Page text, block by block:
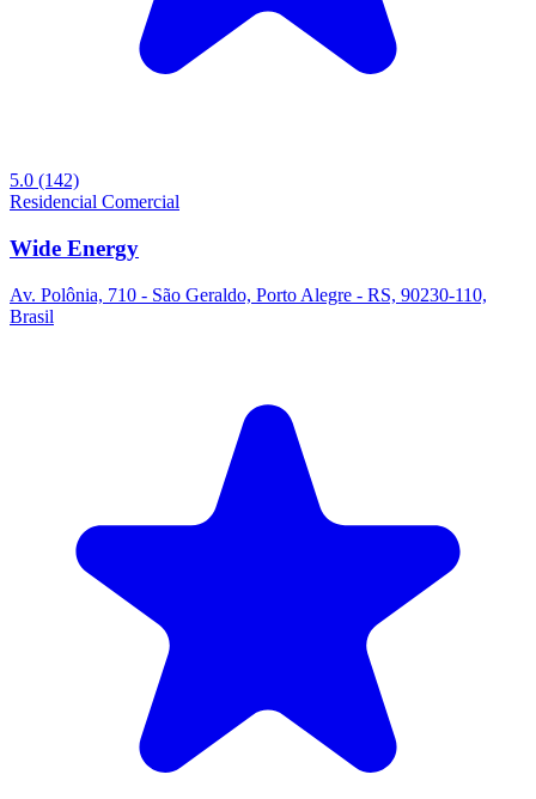
5.0 (142)
Residencial Comercial
Wide Energy
Av. Polônia, 710 - São Geraldo, Porto Alegre - RS, 90230-110,
Brasil